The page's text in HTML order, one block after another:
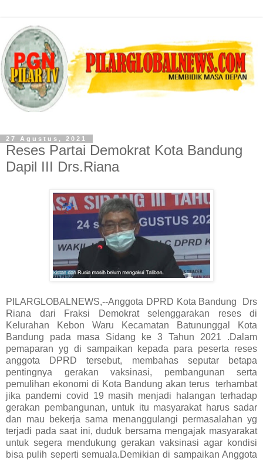
27 Agustus, 2021
Reses Partai Demokrat Kota Bandung
Dapil III Drs.Riana
PILARGLOBALNEWS,--Anggota DPRD Kota Bandung Drs
Riana dari Fraksi Demokrat selenggarakan reses di
Kelurahan Kebon Waru Kecamatan Batununggal Kota
Bandung pada masa Sidang ke 3 Tahun 2021 .Dalam
pemaparan yg di sampaikan kepada para peserta reses
anggota DPRD tersebut, membahas seputar betapa
pentingnya gerakan vaksinasi, pembangunan serta
pemulihan ekonomi di Kota Bandung akan terus terhambat
jika pandemi covid 19 masih menjadi halangan terhadap
gerakan pembangunan, untuk itu masyarakat harus sadar
dan mau bekerja sama menanggulangi permasalahan yg
terjadi pada saat ini, duduk bersama mengajak masyarakat
untuk segera mendukung gerakan vaksinasi agar kondisi
bisa pulih seperti semuala.Demikian di sampaikan Anggota